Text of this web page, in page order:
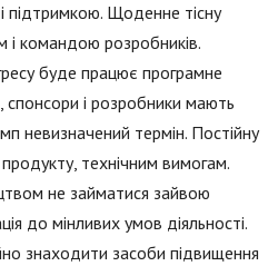
підтримкою. Щоденне тісну
командою розробників.
буде працює програмне
спонсори і розробники мають
невизначений термін. Постійну
технічним вимогам.
не займатися зайвою
до мінливих умов діяльності.
знаходити засоби підвищення